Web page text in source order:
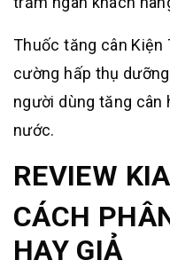
Thuốc tăng cân Kiện
cường hấp thụ
người dùng tăng cân
nước.
REVIEW
CÁCH
HAY GIẢ